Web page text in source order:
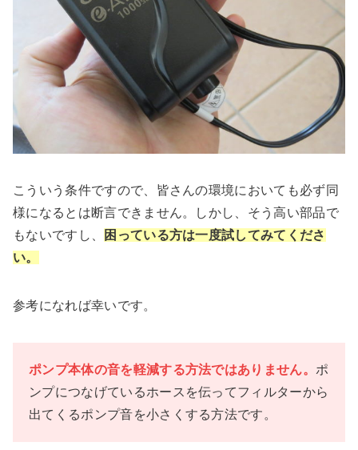
こういう条件ですので、皆さんの環境においても必ず同
様になるとは断言できません。しかし、そう高い部品で
もないですし、
困っている方は一度試してみてくださ
い。
参考になれば幸いです。
ポンプ本体の音を軽減する方法ではありません。 ポ
ンプにつなげているホースを伝ってフィルターから
出てくるポンプ音を小さくする方法です。